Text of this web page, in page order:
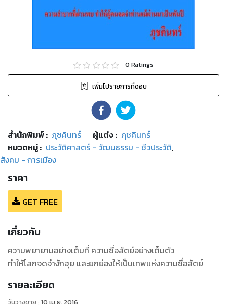
0 Ratings
เพิ่มไปรายการที่ชอบ
สำนักพิมพ์: ภุชคินทร์ ผู้แต่ง : ภุชคินทร์
หมวดหมู่: ประวัติศาสตร์ - วัฒนธรรม - ชีวประวัติ,
สังคม - การเมือง
ราคา
GET FREE
เกี่ยวกับ
ความพยายามอย่างเต็มที่ ความซื่อสัตย์อย่างเต็มตัว
ทำให้โลกจดจำงักฮุย และยกย่องให้เป็นเทพแห่งความซื่อสัตย์
รายละเอียด
วันวางขาย : 10 เม.ย. 2016